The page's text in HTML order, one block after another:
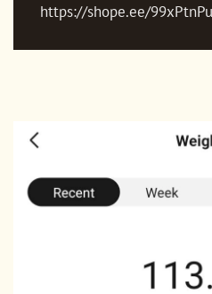
https://shope.ee/